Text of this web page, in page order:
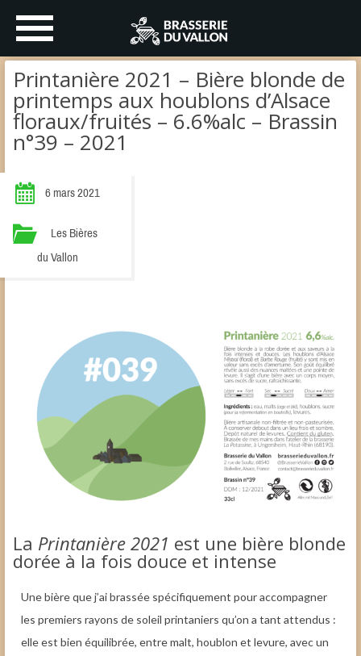
Printanière 2021 – Bière blonde de
printemps aux houblons d’Alsace
floraux/fruités – 6.6%alc – Brassin
n°39 – 2021
6 mars 2021
Les Bières
du Vallon
La Printanière 2021 est une bière blonde
dorée à la fois douce et intense
Une bière que j’ai brassée spécifiquement pour accompagner
les premiers rayons de soleil printaniers qu’on a tant attendus :
elle est bien équilibrée, entre malt, houblon et levure, avec un